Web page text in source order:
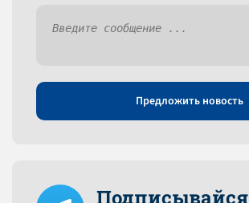
Предложить новость
Подписывайся